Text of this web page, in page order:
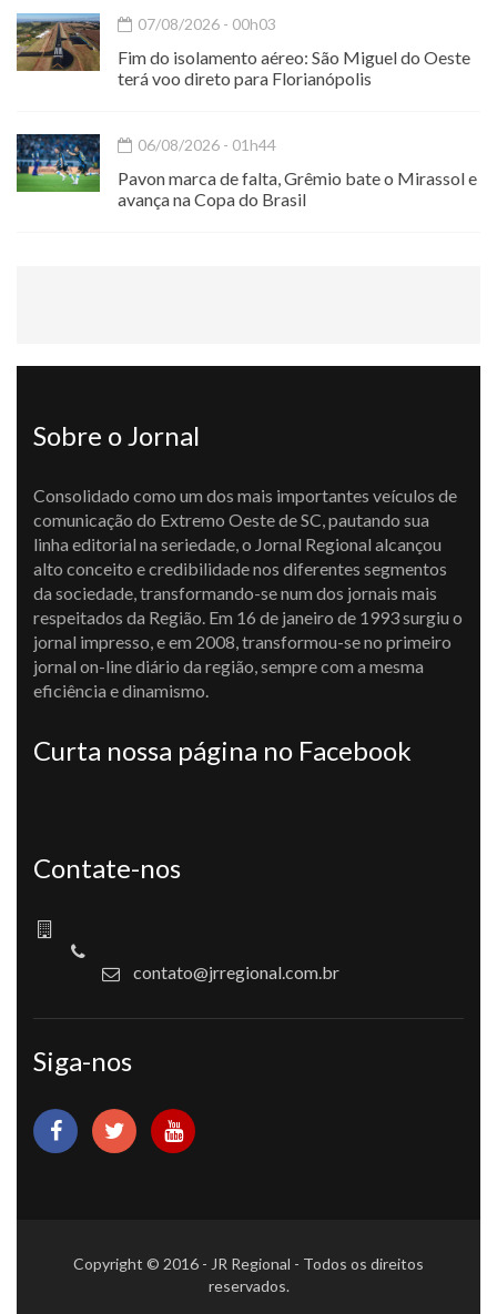
07/08/2026 - 00h03
Fim do isolamento aéreo: São Miguel do Oeste
terá voo direto para Florianópolis
06/08/2026 - 01h44
Pavon marca de falta, Grêmio bate o Mirassol e
avança na Copa do Brasil
Sobre o Jornal
Consolidado como um dos mais importantes veículos de
comunicação do Extremo Oeste de SC, pautando sua
linha editorial na seriedade, o Jornal Regional alcançou
alto conceito e credibilidade nos diferentes segmentos
da sociedade, transformando-se num dos jornais mais
respeitados da Região. Em 16 de janeiro de 1993 surgiu o
jornal impresso, e em 2008, transformou-se no primeiro
jornal on-line diário da região, sempre com a mesma
eficiência e dinamismo.
Curta nossa página no Facebook
Contate-nos
contato@jrregional.com.br
Siga-nos
Copyright © 2016 - JR Regional - Todos os direitos
reservados.